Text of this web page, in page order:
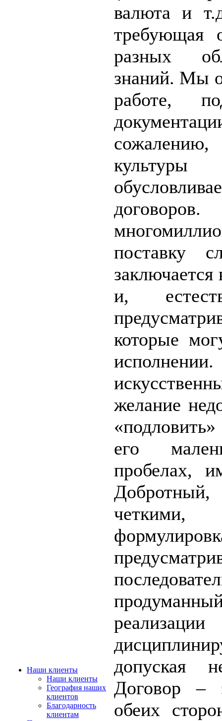
Наши клиенты
Наши клиенты
География наших
клиентов
Благодарность
клиентам
валюта и
требующая
разных
знаний. Мы
работе,
культуры
поставку
заключается
и,
которые
желание
его
пробелах,
Добротный,
четкими,
допуская
Договор –
обеих